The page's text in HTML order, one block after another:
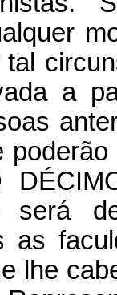
a
será
as
lhe